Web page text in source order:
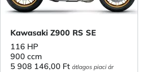
Kawasaki Z900 RS SE
116 HP
900 ccm
5 908 146,00 Ft átlagos piaci ár